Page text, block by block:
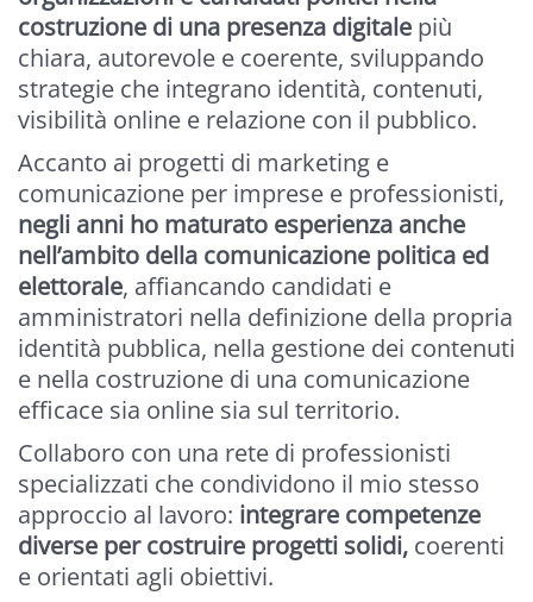
costruzione di una presenza digitale più
chiara, autorevole e coerente, sviluppando
strategie che integrano identità, contenuti,
visibilità online e relazione con il pubblico.
Accanto ai progetti di marketing e
comunicazione per imprese e professionisti,
negli anni ho maturato esperienza anche
nell’ambito della comunicazione politica ed
elettorale, affiancando candidati e
amministratori nella definizione della propria
identità pubblica, nella gestione dei contenuti
e nella costruzione di una comunicazione
efficace sia online sia sul territorio.
Collaboro con una rete di professionisti
specializzati che condividono il mio stesso
approccio al lavoro: integrare competenze
diverse per costruire progetti solidi, coerenti
e orientati agli obiettivi.